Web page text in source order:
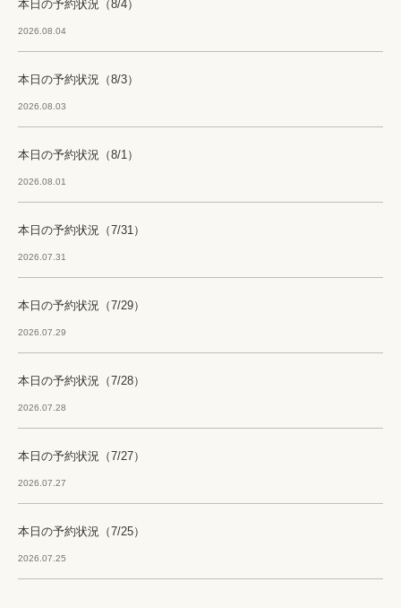
本日の予約状況（8/4）
2026.08.04
本日の予約状況（8/3）
2026.08.03
本日の予約状況（8/1）
2026.08.01
本日の予約状況（7/31）
2026.07.31
本日の予約状況（7/29）
2026.07.29
本日の予約状況（7/28）
2026.07.28
本日の予約状況（7/27）
2026.07.27
本日の予約状況（7/25）
2026.07.25